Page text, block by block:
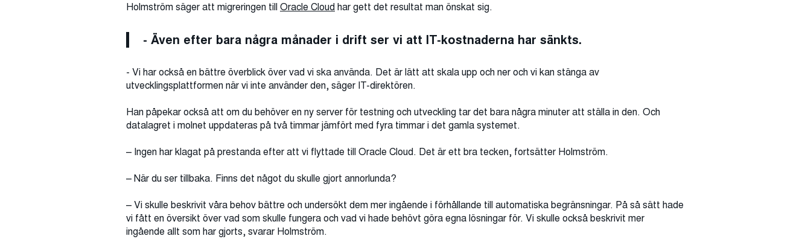
Holmström säger att migreringen tillOracle Cloud har gett det resultat man önskat sig.
- Även efter bara några månader i drift ser vi att IT-kostnaderna har sänkts.
- Vi har också en bättre överblick över vad vi ska använda. Det är lätt att skala upp och ner och vi kan stänga av
utvecklingsplattformen när vi inte använder den, säger IT-direktören.
Han påpekar också att om du behöver en ny server för testning och utveckling tar det bara några minuter att ställa in den. Och
datalagret i molnet uppdateras på två timmar jämfört med fyra timmar i det gamla systemet.
– Ingen har klagat på prestanda efter att vi flyttade till Oracle Cloud. Det är ett bra tecken, fortsätter Holmström.
– När du ser tillbaka. Finns det något du skulle gjort annorlunda?
– Vi skulle beskrivit våra behov bättre och undersökt dem mer ingående i förhållande till automatiska begränsningar. På så sätt hade
vi fått en översikt över vad som skulle fungera och vad vi hade behövt göra egna lösningar för. Vi skulle också beskrivit mer
ingående allt som har gjorts, svarar Holmström.